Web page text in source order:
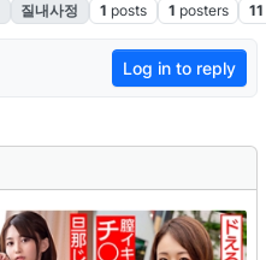
질내사정 1 posts 1 posters 11
Log in to reply